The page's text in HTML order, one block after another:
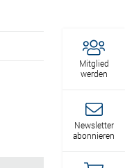
Mitglied
werden
Newsletter
abonnieren